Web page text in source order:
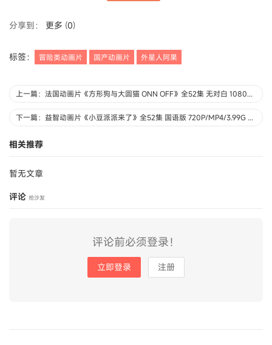
分享到： 更多 (0)
标签： 冒险类动画片 国产动画片 外星人阿果
上一篇：法国动画片《方形狗与大圆猫 ONN OFF》全52集 无对白 1080P/MP4/2.97G 动画片方形狗与大圆猫下载
下一篇：益智动画片《小豆派派来了》全52集 国语版 720P/MP4/3.99G 动画片小豆派派来了下载
相关推荐
暂无文章
评论 抢沙发
评论前必须登录！
立即登录 注册